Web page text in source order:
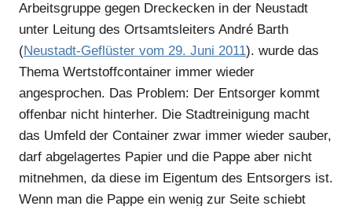
Arbeitsgruppe gegen Dreckecken in der Neustadt
unter Leitung des Ortsamtsleiters André Barth
(Neustadt-Geflüster vom 29. Juni 2011). wurde das
Thema Wertstoffcontainer immer wieder
angesprochen. Das Problem: Der Entsorger kommt
offenbar nicht hinterher. Die Stadtreinigung macht
das Umfeld der Container zwar immer wieder sauber,
darf abgelagertes Papier und die Pappe aber nicht
mitnehmen, da diese im Eigentum des Entsorgers ist.
Wenn man die Pappe ein wenig zur Seite schiebt